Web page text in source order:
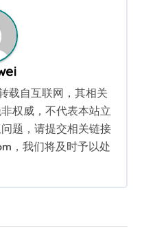
载自互联网，其相关
权威，不代表本站立
题，请提交相关链接
，我们将及时予以处